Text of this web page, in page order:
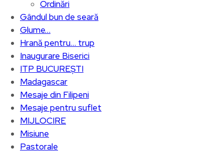
Ordinări
Gândul bun de seară
Glume…
Hrană pentru… trup
Inaugurare Biserici
ITP BUCUREȘTI
Madagascar
Mesaje din Filipeni
Mesaje pentru suflet
MIJLOCIRE
Misiune
Pastorale